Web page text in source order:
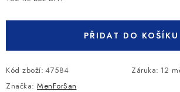
PŘIDAT DO KOŠÍKU
Kód zboží: 47584 Záruka: 12
Značka: MenForSan